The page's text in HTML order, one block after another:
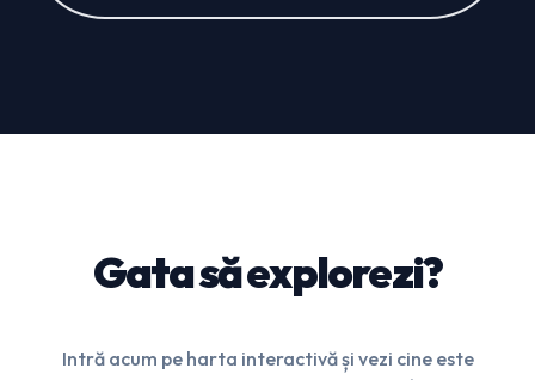
Gata să explorezi?
Intră acum pe harta interactivă și vezi cine este